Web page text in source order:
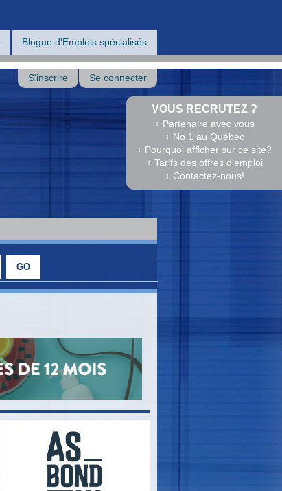
Blogue d'Emplois spécialisés
VOUS RECRUTEZ ?
+ Partenaire avec vous
+ No 1 au Québec
+ Pourquoi afficher sur ce site?
+ Tarifs des offres d'emploi
+ Contactez-nous!
S'inscrire Se connecter